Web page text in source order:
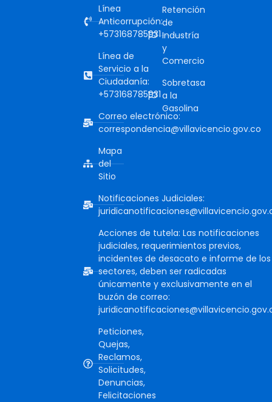
Línea
Anticorrupción:
+573168785931
Línea de
Servicio a la
Ciudadanía:
+573168785931
Correo electrónico:
correspondencia@villavicencio.gov.co
Mapa
del
Sitio
Notificaciones Judiciales:
Acciones de tutela: Las notificaciones
judiciales, requerimientos previos,
incidentes de desacato e informe de los
sectores, deben ser radicadas
únicamente y exclusivamente en el
buzón de correo:
Peticiones,
Quejas,
Reclamos,
Solicitudes,
Denuncias,
Felicitaciones
Retención
de
Industría
y
Comercio
Sobretasa
a la
Gasolina